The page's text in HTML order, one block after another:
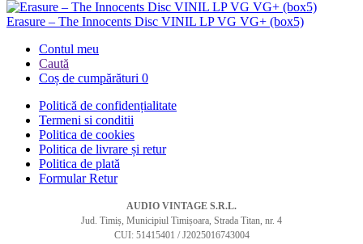
Erasure – The Innocents Disc VINIL LP VG VG+ (box5)
Contul meu
Caută
Coș de cumpărături 0
Politică de confidențialitate
Termeni si conditii
Politica de cookies
Politica de livrare și retur
Politica de plată
Formular Retur
AUDIO VINTAGE S.R.L.
Jud. Timiș, Municipiul Timișoara, Strada Titan, nr. 4
CUI: 51415401 / J2025016743004